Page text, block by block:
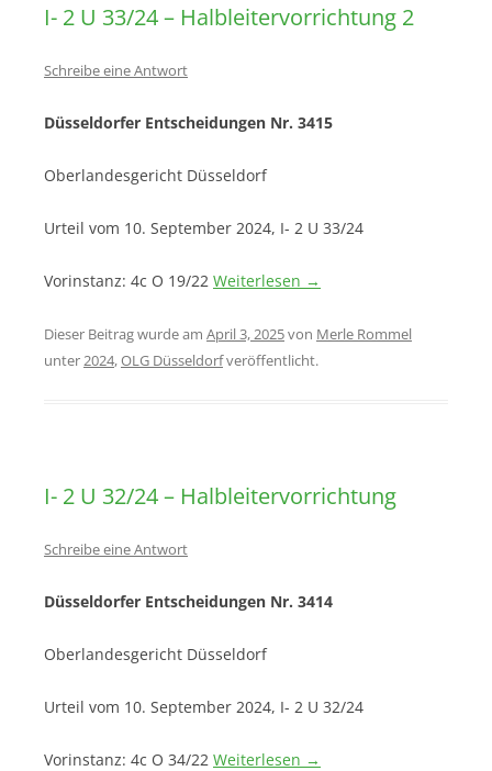
I- 2 U 33/24 – Halbleitervorrichtung 2
Schreibe eine Antwort
Düsseldorfer Entscheidungen Nr. 3415
Oberlandesgericht Düsseldorf
Urteil vom 10. September 2024, I- 2 U 33/24
Vorinstanz: 4c O 19/22 Weiterlesen →
Dieser Beitrag wurde am April 3, 2025von Merle Rommel
unter 2024,OLG Düsseldorfveröffentlicht.
I- 2 U 32/24 – Halbleitervorrichtung
Schreibe eine Antwort
Düsseldorfer Entscheidungen Nr. 3414
Oberlandesgericht Düsseldorf
Urteil vom 10. September 2024, I- 2 U 32/24
Vorinstanz: 4c O 34/22 Weiterlesen →